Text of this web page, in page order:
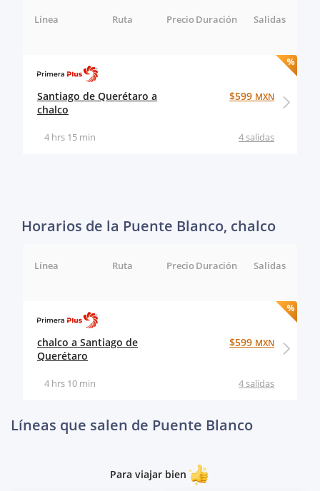
Línea Ruta Salidas
Duración
Precio
Santiago de Querétaro a
chalco
4 salidas
4 hrs 15 min
$599 MXN
Horarios de la Puente Blanco, chalco
Línea Ruta Salidas
Duración
Precio
chalco a Santiago de
Querétaro
4 salidas
4 hrs 10 min
$599 MXN
Líneas que salen de Puente Blanco
Para viajar bien